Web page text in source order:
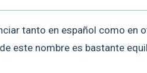
tanto en español como en
este nombre es bastante